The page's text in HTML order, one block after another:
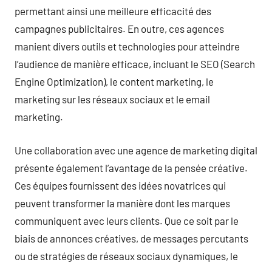
permettant ainsi une meilleure efficacité des
campagnes publicitaires. En outre, ces agences
manient divers outils et technologies pour atteindre
l’audience de manière efficace, incluant le SEO (Search
Engine Optimization), le content marketing, le
marketing sur les réseaux sociaux et le email
marketing.
Une collaboration avec une agence de marketing digital
présente également l’avantage de la pensée créative.
Ces équipes fournissent des idées novatrices qui
peuvent transformer la manière dont les marques
communiquent avec leurs clients. Que ce soit par le
biais de annonces créatives, de messages percutants
ou de stratégies de réseaux sociaux dynamiques, le